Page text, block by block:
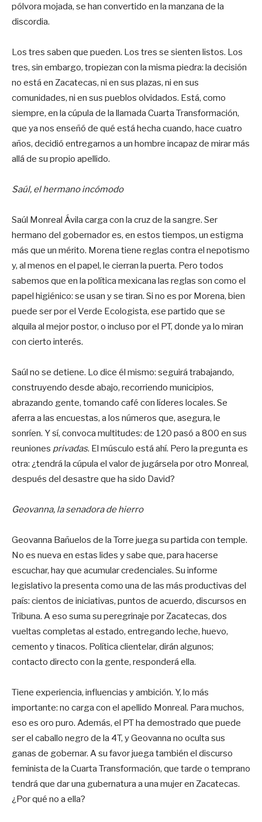
pólvora mojada, se han convertido en la manzana de la
discordia.
Los tres saben que pueden. Los tres se sienten listos. Los
tres, sin embargo, tropiezan con la misma piedra: la decisión
no está en Zacatecas, ni en sus plazas, ni en sus
comunidades, ni en sus pueblos olvidados. Está, como
siempre, en la cúpula de la llamada Cuarta Transformación,
que ya nos enseñó de qué está hecha cuando, hace cuatro
años, decidió entregarnos a un hombre incapaz de mirar más
allá de su propio apellido.
Saúl, el hermano incómodo
Saúl Monreal Ávila carga con la cruz de la sangre. Ser
hermano del gobernador es, en estos tiempos, un estigma
más que un mérito. Morena tiene reglas contra el nepotismo
y, al menos en el papel, le cierran la puerta. Pero todos
sabemos que en la política mexicana las reglas son como el
papel higiénico: se usan y se tiran. Si no es por Morena, bien
puede ser por el Verde Ecologista, ese partido que se
alquila al mejor postor, o incluso por el PT, donde ya lo miran
con cierto interés.
Saúl no se detiene. Lo dice él mismo: seguirá trabajando,
construyendo desde abajo, recorriendo municipios,
abrazando gente, tomando café con líderes locales. Se
aferra a las encuestas, a los números que, asegura, le
sonríen. Y sí, convoca multitudes: de 120 pasó a 800 en sus
reuniones privadas. El músculo está ahí. Pero la pregunta es
otra: ¿tendrá la cúpula el valor de jugársela por otro Monreal,
después del desastre que ha sido David?
Geovanna, la senadora de hierro
Geovanna Bañuelos de la Torre juega su partida con temple.
No es nueva en estas lides y sabe que, para hacerse
escuchar, hay que acumular credenciales. Su informe
legislativo la presenta como una de las más productivas del
país: cientos de iniciativas, puntos de acuerdo, discursos en
Tribuna. A eso suma su peregrinaje por Zacatecas, dos
vueltas completas al estado, entregando leche, huevo,
cemento y tinacos. Política clientelar, dirán algunos;
contacto directo con la gente, responderá ella.
Tiene experiencia, influencias y ambición. Y, lo más
importante: no carga con el apellido Monreal. Para muchos,
eso es oro puro. Además, el PT ha demostrado que puede
ser el caballo negro de la 4T, y Geovanna no oculta sus
ganas de gobernar. A su favor juega también el discurso
feminista de la Cuarta Transformación, que tarde o temprano
tendrá que dar una gubernatura a una mujer en Zacatecas.
¿Por qué no a ella?